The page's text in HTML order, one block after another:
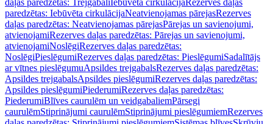
daļas paredzētas: TrejgabaliIebūvēta cirkulācijaRezerves daļas
paredzētas: Iebūvēta cirkulācijaNeatvienojamas pārejasRezerves
daļas paredzētas: Neatvienojamas pārejasPārejas un savienojumi,
atvienojamiRezerves daļas paredzētas: Pārejas un savienojumi,
atvienojamiNoslēgiRezerves daļas paredzētas:
NoslēgiPieslēgumiRezerves daļas paredzētas: PieslēgumiSadalītājs
ar vītnes pieslēgumuApsildes trejgabalsRezerves daļas paredzētas:
Apsildes trejgabalsApsildes pieslēgumiRezerves daļas paredzētas:
Apsildes pieslēgumiPiederumiRezerves daļas paredzētas:
PiederumiBlīves caurulēm un veidgabaliemPārsegi
caurulēmStiprinājumi caurulēmStiprinājumi pieslēgumiemRezerves